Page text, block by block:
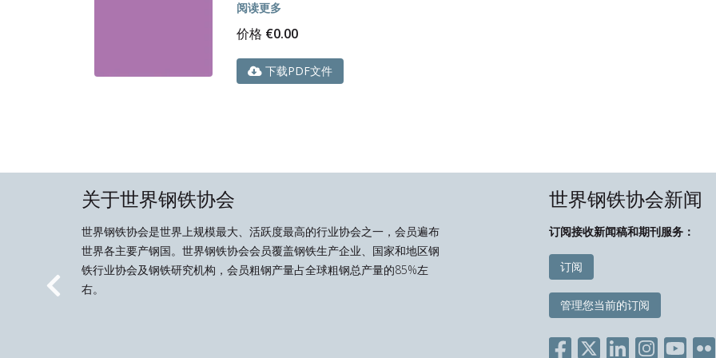
阅读更多
价格 €0.00
下载PDF文件
关于世界钢铁协会
世界钢铁协会是世界上规模最大、活跃度最高的行业协会之一，会员遍布
世界各主要产钢国。世界钢铁协会会员覆盖钢铁生产企业、国家和地区钢
铁行业协会及钢铁研究机构，会员粗钢产量占全球粗钢总产量的85%左
右。
世界钢铁协会新闻
订阅接收新闻稿和期刊服务：
订阅
管理您当前的订阅
Previous